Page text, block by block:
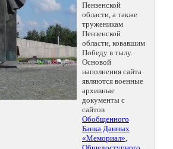
Пензенской
области, а также
труженикам
Пензенской
области, ковавшим
Победу в тылу.
Основой
наполнения сайта
являются военные
архивные
документы с
сайтов
Обобщенного
Банка Данных
«Мемориал»,